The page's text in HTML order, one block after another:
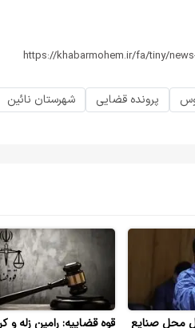
پرونده قضایی شهرستان نائین
محل صنایع
قوه قضاییه: رامین زله و